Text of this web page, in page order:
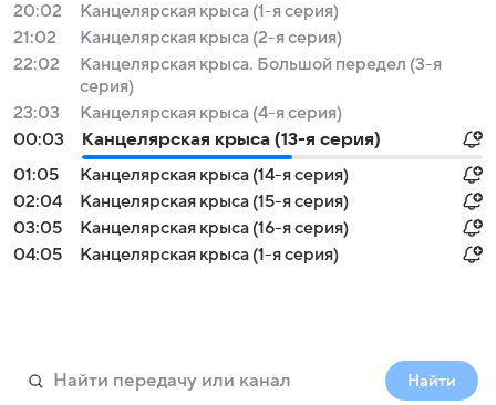
20:02
Канцелярская крыса (1-я серия)
21:02
Канцелярская крыса (2-я серия)
22:02
Канцелярская крыса. Большой передел (3-я
серия)
23:03
Канцелярская крыса (4-я серия)
00:03
Канцелярская крыса (13-я серия)
01:05
Канцелярская крыса (14-я серия)
02:04
Канцелярская крыса (15-я серия)
03:05
Канцелярская крыса (16-я серия)
04:05
Канцелярская крыса (1-я серия)
Найти